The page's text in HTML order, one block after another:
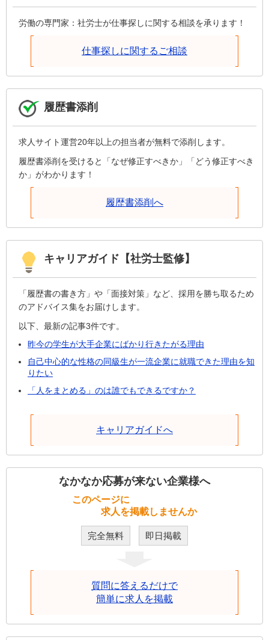
労働の専門家：社労士が仕事探しに関する相談を承ります！
仕事探しに関するご相談
履歴書添削
求人サイト運営20年以上の担当者が無料で添削します。
履歴書添削を受けると「なぜ修正すべきか」「どう修正すべき
か」がわかります！
履歴書添削へ
キャリアガイド【社労士監修】
「履歴書の書き方」や「面接対策」など、採用を勝ち取るため
のアドバイス集をお届けします。
以下、最新の記事3件です。
昨今の学生が大手企業にばかり行きたがる理由
自己中心的な性格の同級生が一流企業に就職できた理由を知
りたい
「人をまとめる」のは誰でもできるですか？
キャリアガイドへ
なかなか応募が来ない企業様へ
このページに
求人を掲載しませんか
完全無料 即日掲載
質問に答えるだけで
簡単に求人を掲載